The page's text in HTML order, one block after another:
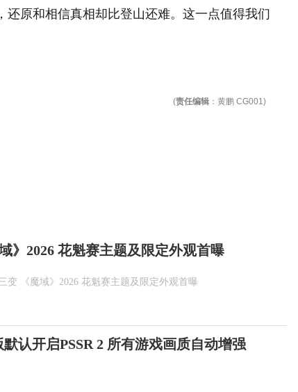
原和相信真相却比登山还难。这一点值得我们
(责任编辑 ：黄鹏 CG001)
》2026 花魁赛主题及限定外观首曝
变 《魔域》2026 花魁赛主题及限定外观首曝
认开启PSSR 2 所有游戏画质自动增强